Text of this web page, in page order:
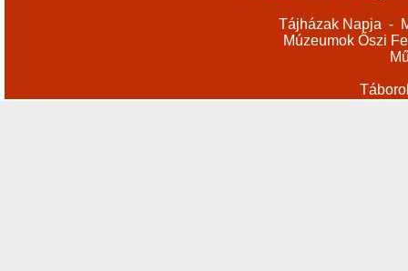
Tájházak Napja -
Múzeumok Őszi